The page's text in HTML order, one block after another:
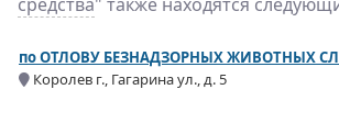
по ОТЛОВУ БЕЗНАДЗОРНЫХ ЖИВОТНЫХ
Королев г., Гагарина ул., д. 5